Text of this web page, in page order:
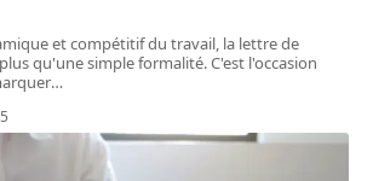
et compétitif du travail, la lettre de
qu'une simple formalité. C'est l'occasion
…